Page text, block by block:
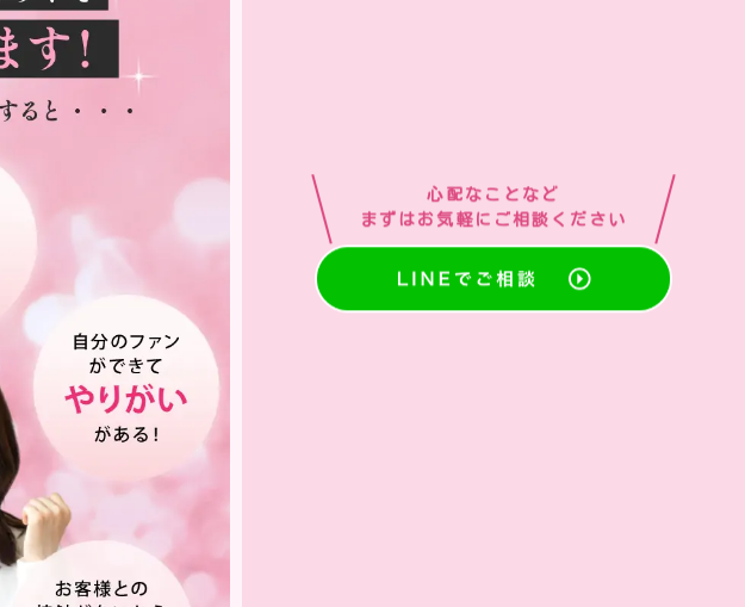
心配なことなど
まずはお気軽にご相談ください